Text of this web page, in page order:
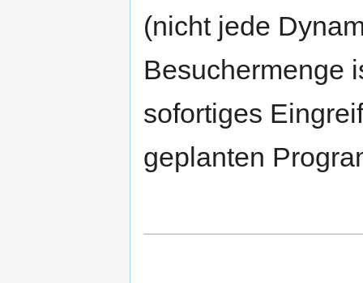
(nicht jede
Besuchermenge
sofortiges
geplanten